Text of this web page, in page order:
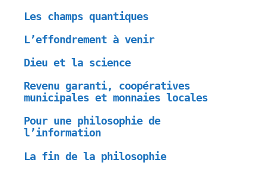
Les champs quantiques
L’effondrement à venir
Dieu et la science
Revenu garanti, coopératives
municipales et monnaies locales
Pour une philosophie de
l’information
La fin de la philosophie